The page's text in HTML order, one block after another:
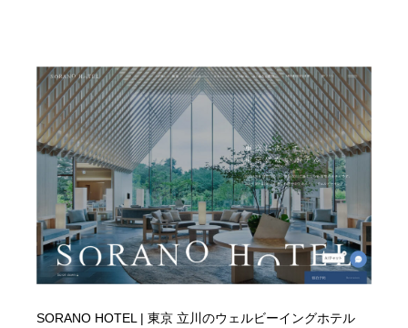
SORANO HOTEL | 東京 立川のウェルビーイングホテル